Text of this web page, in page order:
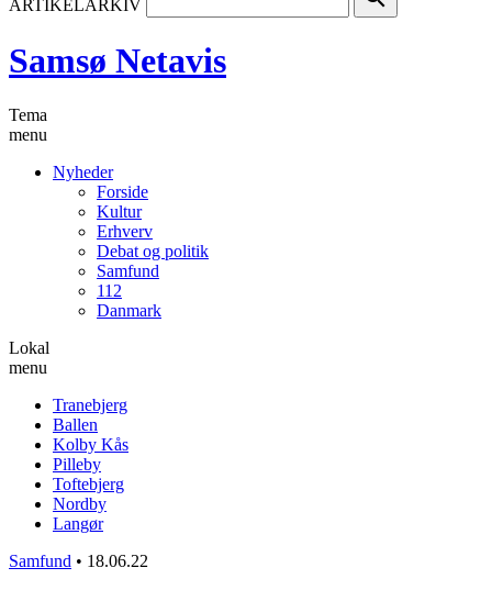
ARTIKELARKIV
Samsø Netavis
Tema
menu
Nyheder
Forside
Kultur
Erhverv
Debat og politik
Samfund
112
Danmark
Lokal
menu
Tranebjerg
Ballen
Kolby Kås
Pilleby
Toftebjerg
Nordby
Langør
Samfund • 18.06.22